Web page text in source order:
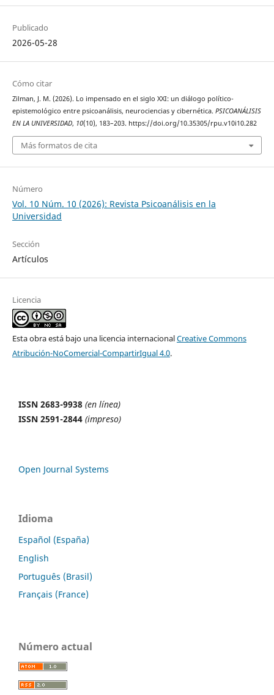
Publicado
2026-05-28
Cómo citar
Zilman, J. M. (2026). Lo impensado en el siglo XXI: un diálogo político-
epistemológico entre psicoanálisis, neurociencias y cibernética. PSICOANÁLISIS
EN LA UNIVERSIDAD, 10(10), 183–203. https://doi.org/10.35305/rpu.v10i10.282
Más formatos de cita
Número
Vol. 10 Núm. 10 (2026): Revista Psicoanálisis en la
Universidad
Sección
Artículos
Licencia
Esta obra está bajo una licencia internacionalCreative Commons
Atribución-NoComercial-CompartirIgual 4.0.
ISSN 2683-9938 (en línea)
ISSN 2591-2844 (impreso)
Open Journal Systems
Idioma
Español (España)
English
Português (Brasil)
Français (France)
Número actual